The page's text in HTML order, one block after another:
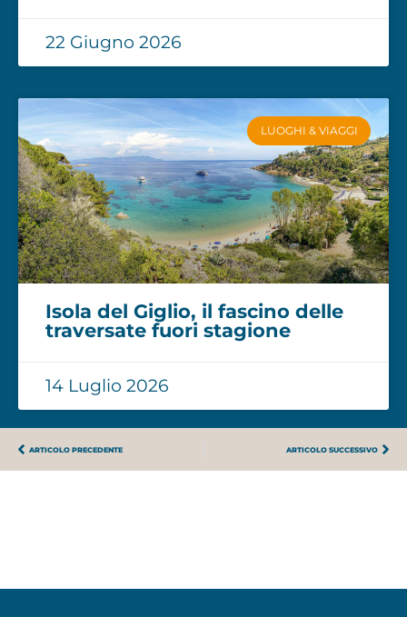
22 Giugno 2026
LUOGHI & VIAGGI
Isola del Giglio, il fascino delle
traversate fuori stagione
14 Luglio 2026
ARTICOLO PRECEDENTE ARTICOLO SUCCESSIVO